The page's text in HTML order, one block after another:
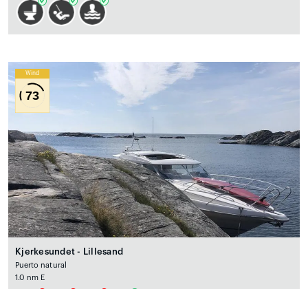
Wind
73
Kjerkesundet - Lillesand
Puerto natural
1.0 nm E